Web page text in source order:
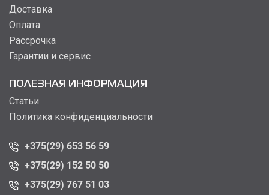
Доставка
Оплата
Рассрочка
Гарантии и сервис
ПОЛЕЗНАЯ ИНФОРМАЦИЯ
Статьи
Политика конфиденциальности
+375(29) 653 56 59
+375(29) 152 50 50
+375(29) 767 51 03